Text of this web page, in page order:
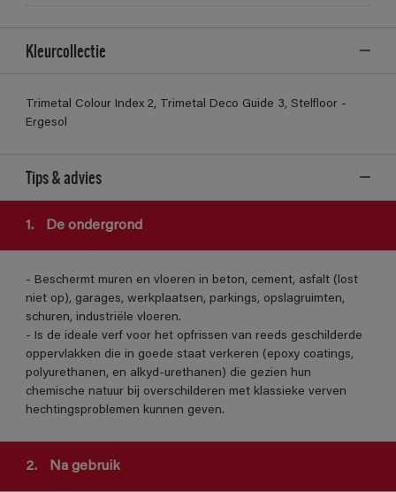
Kleurcollectie
Trimetal Colour Index 2, Trimetal Deco Guide 3, Stelfloor -
Ergesol
Tips & advies
1. De ondergrond
- Beschermt muren en vloeren in beton, cement, asfalt (lost
niet op), garages, werkplaatsen, parkings, opslagruimten,
schuren, industriële vloeren.
- Is de ideale verf voor het opfrissen van reeds geschilderde
oppervlakken die in goede staat verkeren (epoxy coatings,
polyurethanen, en alkyd-urethanen) die gezien hun
chemische natuur bij overschilderen met klassieke verven
hechtingsproblemen kunnen geven.
2. Na gebruik